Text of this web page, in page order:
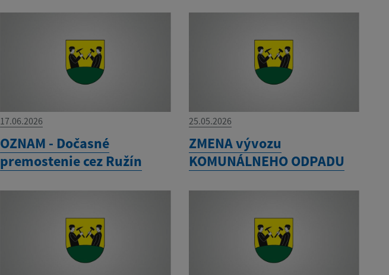
17.06.2026
OZNAM - Dočasné
premostenie cez Ružín
25.05.2026
ZMENA vývozu
KOMUNÁLNEHO ODPADU